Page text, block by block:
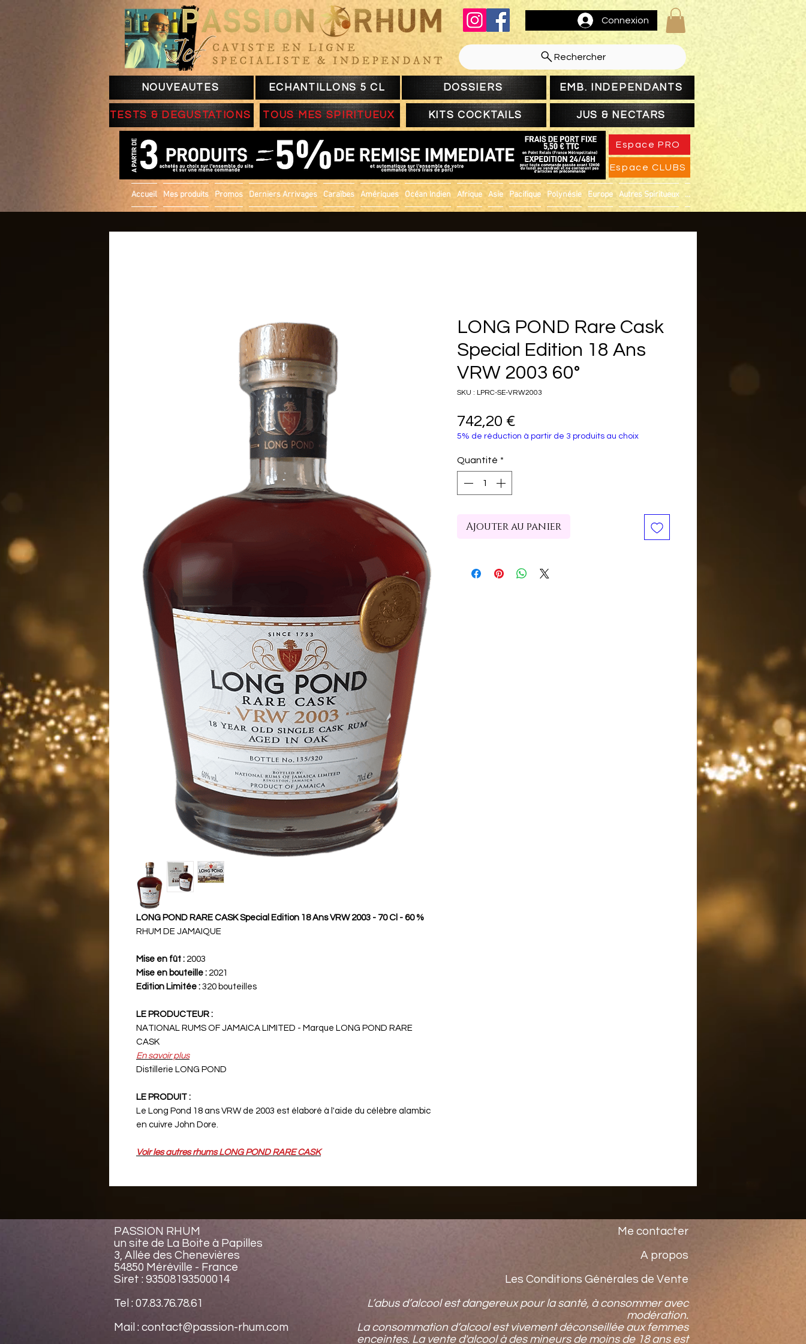
Connexion
Rechercher
NOUVEAUTES ECHANTILLONS 5 CL DOSSIERS EMB. INDEPENDANTS
TESTS & DEGUSTATIONS TOUS MES SPIRITUEUX KITS COCKTAILS JUS & NECTARS
Espace PRO
Espace CLUBS
Accueil Mes produits Promos Derniers Arrivages Caraïbes Amériques Océan Indien Afrique Asie Pacifique Polynésie Europe Autres Spiritueux ...
LONG POND RARE CASK Special Edition 18 Ans VRW 2003 - 70 Cl - 60 %
RHUM DE JAMAIQUE
Mise en fût : 2003
Mise en bouteille : 2021
Edition Limitée : 320 bouteilles
LE PRODUCTEUR :
NATIONAL RUMS OF JAMAICA LIMITED - Marque LONG POND RARE
CASK
En savoir plus
Distillerie LONG POND
LE PRODUIT :
Le Long Pond 18 ans VRW de 2003 est élaboré à l'aide du célèbre alambic
en cuivre John Dore.
Voir les autres rhumsLONG POND RARE CASK
LONG POND Rare Cask
Special Edition 18 Ans
VRW 2003 60°
SKU : LPRC-SE-VRW2003
742,20 €
5% de réduction à partir de 3 produits au choix
Quantité *
Ajouter au panier
PASSION RHUM
un site de La Boite à Papilles
3, Allée des Chenevières
54850 Méréville - France
Siret : 93508193500014
Tel : 07.83.76.78.61
Mail : contact@passion-rhum.com
Me contacter
A propos
Les Conditions Générales de Vente
L’abus d’alcool est dangereux pour la santé, à consommer avec
modération.
La consommation d’alcool est vivement déconseillée aux femmes
enceintes. La vente d'alcool à des mineurs de moins de 18 ans est